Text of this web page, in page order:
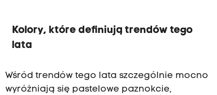
Kolory, które definiują trendów tego
lata
Wśród trendów tego lata szczególnie mocno
wyróżniają się pastelowe paznokcie,